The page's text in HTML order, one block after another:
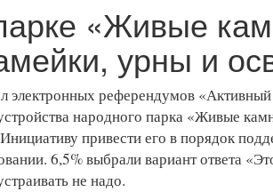
«Живые
урны и
электронных референдумов
народного парка «Живые
привести его в порядок
6,5% выбрали вариант ответа
не надо.